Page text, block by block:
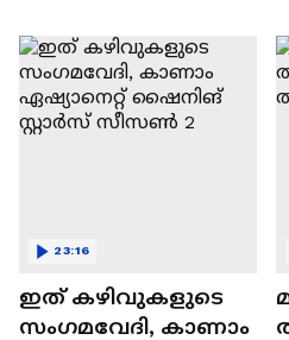
കുഞ്ഞുങ്ങൾ
ഇത് കഴിവുകളുടെ
സംഗമവേദി, കാണാം
23:16